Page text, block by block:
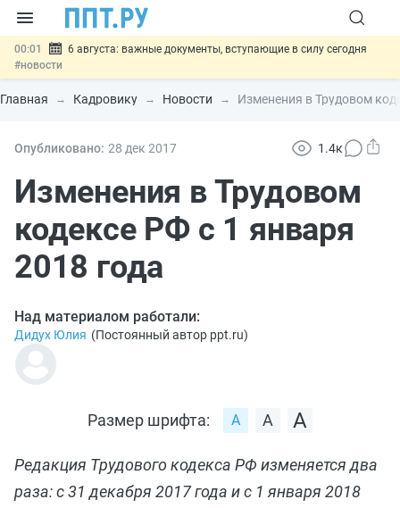
00:01
6 августа: важные документы, вступающие в силу сегодня
#новости
05.08 Обновили сообщения НПФ о договорах НПО и долгосрочных
сбережений#новости
05.08 Систему страхования вкладов распространили на электронные
05.08
Подписан закон об упрощении госзакупок по 44-ФЗ
#новости
Главная Кадровику Новости Изменения в Трудовом
Опубликовано: 28 дек 2017 1.4к
Изменения в Трудовом
кодексе РФ с 1 января
2018 года
Над материалом работали:
Дидух Юлия (Постоянный автор ppt.ru)
Размер шрифта:
Редакция Трудового кодекса РФ изменяется два
раза: с 31 декабря 2017 года и с 1 января 2018